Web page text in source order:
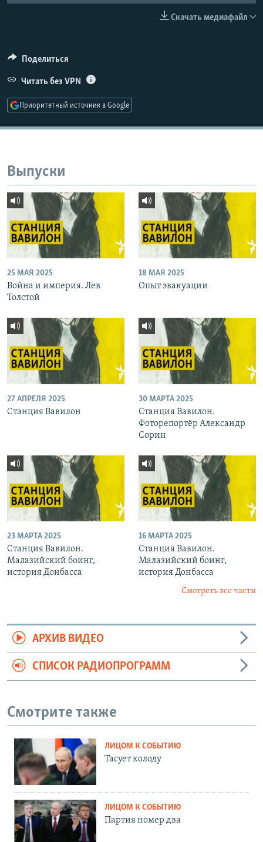
СОЦИАЛЬНЫЕ СЕТИ
Скачать медиафайл
Поделиться
Читать без VPN
Приоритетный источник в Google
Выпуски
25 МАЯ 2025
Война и империя. Лев
Толстой
18 МАЯ 2025
Опыт эвакуации
27 АПРЕЛЯ 2025
Станция Вавилон
30 МАРТА 2025
Станция Вавилон.
Фоторепортёр Александр
Сорин
23 МАРТА 2025
Станция Вавилон.
Малазийский боинг,
история Донбасса
16 МАРТА 2025
Станция Вавилон.
Малазийский боинг,
история Донбасса
Смотреть все части
АРХИВ ВИДЕО
СПИСОК РАДИОПРОГРАММ
Смотрите также
ЛИЦОМ К СОБЫТИЮ
Тасует колоду
ЛИЦОМ К СОБЫТИЮ
Партия номер два